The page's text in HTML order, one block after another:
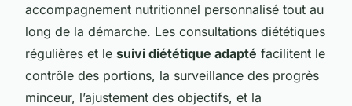
accompagnement nutritionnel personnalisé tout au
long de la démarche. Les consultations diététiques
régulières et le suivi diététique adapté facilitent le
contrôle des portions, la surveillance des progrès
minceur, l’ajustement des objectifs, et la